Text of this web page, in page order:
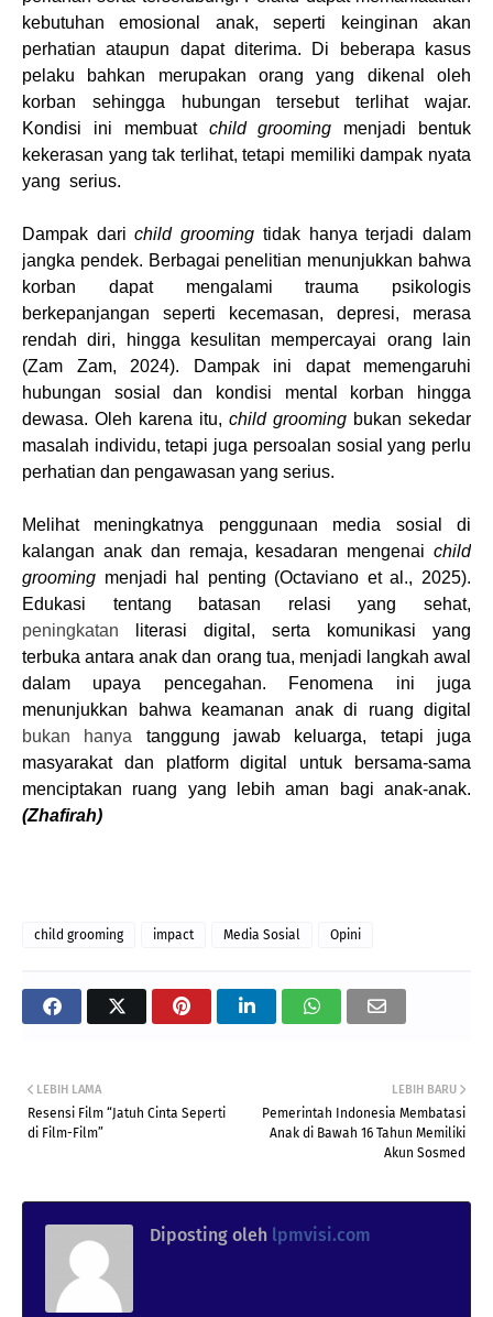
kebutuhan emosional anak, seperti keinginan akan
perhatian ataupun dapat diterima. Di beberapa kasus
pelaku bahkan merupakan orang yang dikenal oleh
korban sehingga hubungan tersebut terlihat wajar.
Kondisi ini membuat child grooming menjadi bentuk
kekerasan yang tak terlihat, tetapi memiliki dampak nyata
yang serius.
Dampak darichild grooming tidak hanya terjadi dalam
jangka pendek. Berbagai penelitian menunjukkan bahwa
korban dapat mengalami trauma psikologis
berkepanjangan seperti kecemasan, depresi, merasa
rendah diri, hingga kesulitan mempercayai orang lain
(Zam Zam, 2024). Dampak ini dapat memengaruhi
hubungan sosial dan kondisi mental korban hingga
dewasa. Oleh karena itu, child grooming bukan sekedar
masalah individu, tetapi juga persoalan sosial yang perlu
perhatian dan pengawasan yang serius.
Melihat meningkatnya penggunaan media sosial di
kalangan anak dan remaja, kesadaran mengenai child
grooming menjadi hal penting (Octaviano et al., 2025).
Edukasi tentang batasan relasi yang sehat,
peningkatan literasi digital, serta komunikasi yang
terbuka antara anak dan orang tua, menjadi langkah awal
dalam upaya pencegahan. Fenomena ini juga
menunjukkan bahwa keamanan anak di ruang digital
bukan hanya tanggung jawab keluarga, tetapi juga
masyarakat dan platform digital untuk bersama-sama
menciptakan ruang yang lebih aman bagi anak-anak.
(Zhafirah)
child grooming impact Media Sosial Opini
LEBIH BARU
Pemerintah Indonesia Membatasi
Anak di Bawah 16 Tahun Memiliki
Akun Sosmed
LEBIH LAMA
Resensi Film “Jatuh Cinta Seperti
di Film-Film”
Diposting oleh lpmvisi.com